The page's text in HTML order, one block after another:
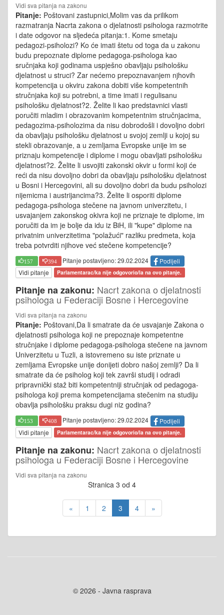
Vidi sva pitanja na zakonu
Pitanje: Poštovani zastupnici,Molim vas da prilikom
razmatranja Nacrta zakona o djelatnosti psihologa razmotrite
i date odgovor na sljedeća pitanja:1. Kome smetaju
pedagozi-psiholozi? Ko će imati štetu od toga da u zakonu
budu prepoznate diplome pedagoga-psihologa kao
sručnjaka koji godinama uspješno obavljaju psihološku
djelatnost u struci? Zar nećemo prepoznavanjem njhovih
kompetencija u okviru zakona dobiti više kompetentnih
stručnjaka koji su potrebni, a time imati i regulisanu
psihološku djelatnost?2. Želite li kao predstavnici vlasti
poručiti mladim i obrazovanim kompetentnim stručnjacima,
pedagozima-psiholozima da nisu dobrodošli i dovoljno dobri
da obavljaju psihološku djelatnost u svojoj zemlji u kojoj su
stekli obrazovanje, a u zemljama Evropske unije im se
priznaju kompetencije i diplome i mogu obavljati psihološku
djelatnost?2. Želite li usvojiti zakonski okvir u formi koji će
reći da nisu dovoljno dobri da obavljaju psihološku djelatnost
u Bosni i Hercegovini, ali su dovoljno dobri da budu psiholozi
nijemicma i austrijancima?3. Želite li osporiti diplome
pedagoga-psihologa stečene na javnom univerzitetu, i
usvajanjem zakonskog okivra koji ne priznaje te diplome, im
poručiti da im je bolje da idu iz BiH, ili "kupe" diplome na
privatnim univerzitetima "polažući" razliku predmeta, koja
treba potvrditi njihove već stečene kompetencije?
157 394 Pitanje postavljeno: 29.02.2024
Podijeli
Vidi pitanje
Parlamentarac/ka nije odgovorio/la na ovo pitanje.
Pitanje na zakonu: Nacrt zakona o djelatnosti
psihologa u Federaciji Bosne i Hercegovine
Vidi sva pitanja na zakonu
Pitanje: Poštovani,Da li smatrate da će usvajanje Zakona o
djelatnosti psihologa koji ne prepoznaje kompetentne
stručnjake i diplome pedagoga-psihologa stečene na javnom
Univerzitetu u Tuzli, a istovremeno su iste priznate u
zemljama Evropske unije donijeti dobro našoj zemlji? Da li
smatrate da će psiholog koji tek završi studij i odradi
pripravnički staž biti kompetentniji stručnjak od pedagoga-
psihologa koji prema kompetencijama stečenim na studiju
obavlja psihološku praksu dugi niz godina?
153 408 Pitanje postavljeno: 29.02.2024
Podijeli
Vidi pitanje
Parlamentarac/ka nije odgovorio/la na ovo pitanje.
Pitanje na zakonu: Nacrt zakona o djelatnosti
psihologa u Federaciji Bosne i Hercegovine
Vidi sva pitanja na zakonu
Stranica 3 od 4
« 1 2 3 4 »
© 2026 - Javna rasprava